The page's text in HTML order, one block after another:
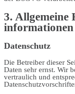
3.
informationen
Datenschutz
Die Betreiber dieser
Daten sehr ernst. Wir
vertraulich und